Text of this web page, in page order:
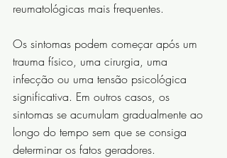
reumatológicas mais frequentes.
Os sintomas podem começar após um
trauma físico, uma cirurgia, uma
infecção ou uma tensão psicológica
significativa. Em outros casos, os
sintomas se acumulam gradualmente ao
longo do tempo sem que se consiga
determinar os fatos geradores.